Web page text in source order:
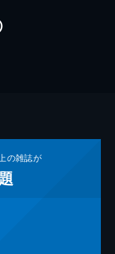
の雑誌が